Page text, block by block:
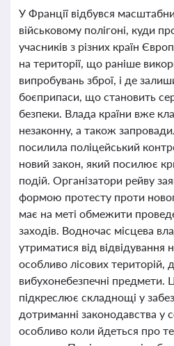
У Франції відбувся
військовому полігоні, куди
учасників з різних країн
на території, що раніше
випробувань зброї, і де
боєприпаси, що становить
безпеки. Влада країни вже
незаконну, а також
посилила поліцейський
новий закон, який посилює
подій. Організатори рейву
формою протесту проти
має на меті обмежити
заходів. Водночас місцева
утриматися від відвідування
особливо лісових
вибухонебезпечні предмети.
підкреслює складнощі у
дотриманні законодавства у
особливо коли йдеться про